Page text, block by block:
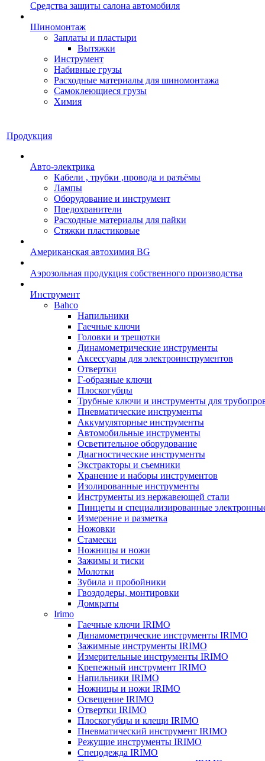
Средства защиты салона автомобиля
Шиномонтаж
Заплаты и пластыри
Вытяжки
Инструмент
Набивные грузы
Расходные материалы для шиномонтажа
Самоклеющиеся грузы
Химия
Продукция
Авто-электрика
Кабели , трубки ,провода и разъёмы
Лампы
Оборудование и инструмент
Предохранители
Расходные материалы для пайки
Стяжки пластиковые
Американская автохимия BG
Аэрозольная продукция собственного производства
Инструмент
Bahco
Напильники
Гаечные ключи
Головки и трещотки
Динамометрические инструменты
Аксессуары для электроинструментов
Отвертки
Г-образные ключи
Плоскогубцы
Трубные ключи и инструменты для
Пневматические инструменты
Аккумуляторные инструменты
Автомобильные инструменты
Осветительное оборудование
Диагностические инструменты
Экстракторы и съемники
Хранение и наборы инструментов
Изолированные инструменты
Инструменты из нержавеющей стали
Пинцеты и специализированные
Измерение и разметка
Ножовки
Стамески
Ножницы и ножи
Зажимы и тиски
Молотки
Зубила и пробойники
Гвоздодеры, монтировки
Домкраты
Irimo
Гаечные ключи IRIMO
Динамометрические инструменты IRIMO
Зажимные инструменты IRIMO
Измерительные инструменты IRIMO
Крепежный инструмент IRIMO
Напильники IRIMO
Ножницы и ножи IRIMO
Освещение IRIMO
Отвертки IRIMO
Плоскогубцы и клещи IRIMO
Пневматический инструмент IRIMO
Режущие инструменты IRIMO
Спецодежда IRIMO